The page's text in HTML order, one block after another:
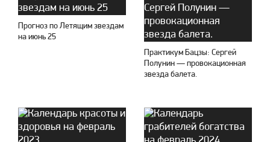
Прогноз по Летящим звездам
на июнь 25
Практикум Бацзы: Сергей
Полунин — провокационная
звезда балета.